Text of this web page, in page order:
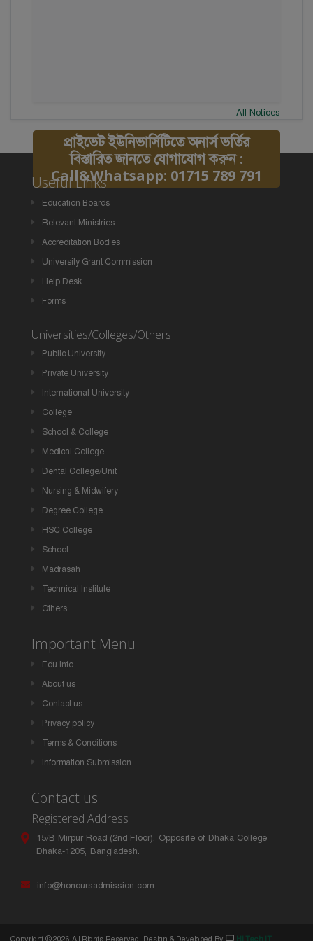
All Notices
প্রাইভেট ইউনিভার্সিটিতে অনার্স ভর্তির
বিস্তারিত জানতে যোগাযোগ করুন :
Call&Whatsapp: 01715 789 791
Useful Links
Education Boards
Relevant Ministries
Accreditation Bodies
University Grant Commission
Help Desk
Forms
Universities/Colleges/Others
Public University
Private University
International University
College
School & College
Medical College
Dental College/Unit
Nursing & Midwifery
Degree College
HSC College
School
Madrasah
Technical Institute
Others
Important Menu
Edu Info
About us
Contact us
Privacy policy
Terms & Conditions
Information Submission
Contact us
Registered Address
15/B Mirpur Road (2nd Floor), Opposite of Dhaka College
Dhaka-1205, Bangladesh.
info@honoursadmission.com